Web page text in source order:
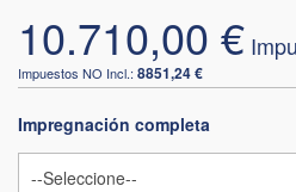
10.710,00 €
8851,24 €
Impregnación completa